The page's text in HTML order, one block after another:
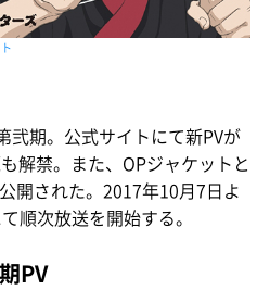
弐期。公式サイトにて新PVが
解禁。また、OPジャケットと
開された。2017年10月7日よ
順次放送を開始する。
PV